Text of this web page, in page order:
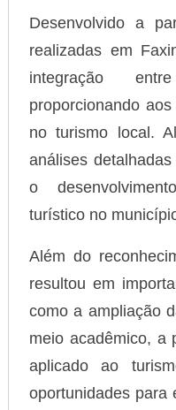
Desenvolvido a
realizadas em
integração
proporcionando
no turismo local.
análises
o
turístico no
Além do
resultou em
como a ampliação
meio acadêmico, a
aplicado ao
oportunidades para